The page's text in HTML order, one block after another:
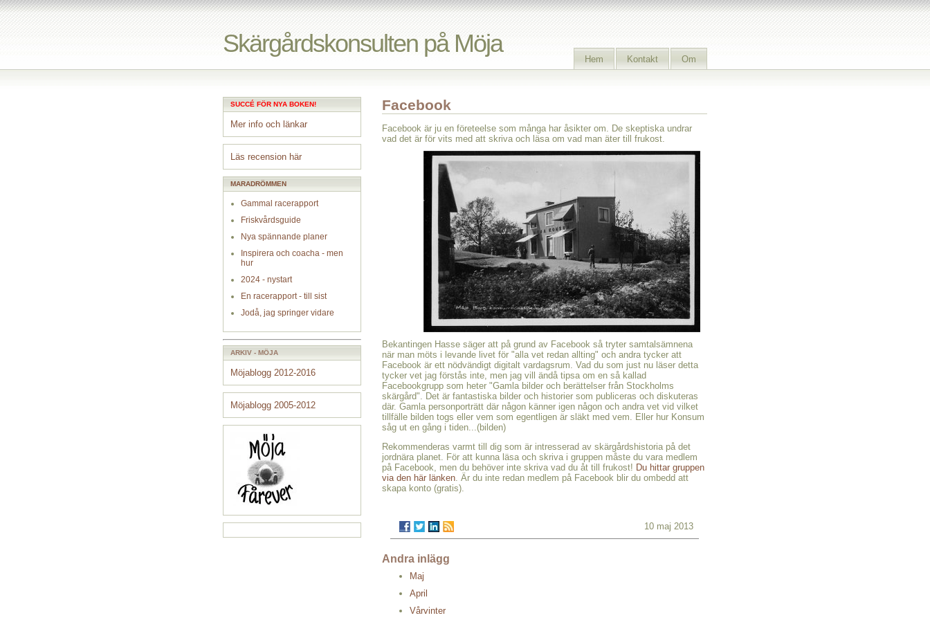
Skärgårdskonsulten på Möja
Hem Kontakt Om
Facebook
Facebook är ju en företeelse som många har åsikter om. De skeptiska undrar
vad det är för vits med att skriva och läsa om vad man äter till frukost.
Bekantingen Hasse säger att på grund av Facebook så tryter samtalsämnena
när man möts i levande livet för "alla vet redan allting" och andra tycker att
Facebook är ett nödvändigt digitalt vardagsrum. Vad du som just nu läser detta
tycker vet jag förstås inte, men jag vill ändå tipsa om en så kallad
Facebookgrupp som heter "Gamla bilder och berättelser från Stockholms
skärgård". Det är fantastiska bilder och historier som publiceras och diskuteras
där. Gamla personporträtt där någon känner igen någon och andra vet vid vilket
tillfälle bilden togs eller vem som egentligen är släkt med vem. Eller hur Konsum
såg ut en gång i tiden...(bilden)
Rekommenderas varmt till dig som är intresserad av skärgårdshistoria på det
jordnära planet. För att kunna läsa och skriva i gruppen måste du vara medlem
på Facebook, men du behöver inte skriva vad du åt till frukost! Du hittar gruppen
via den här länken. Är du inte redan medlem på Facebook blir du ombedd att
skapa konto (gratis).
10 maj 2013
Andra inlägg
Maj
April
Vårvinter
SUCCÉ FÖR NYA BOKEN!
Mer info och länkar
Läs recension här
MARADRÖMMEN
Gammal racerapport
Friskvårdsguide
Nya spännande planer
Inspirera och coacha - men
hur
2024 - nystart
En racerapport - till sist
Jodå, jag springer vidare
ARKIV - MÖJA
Möjablogg 2012-2016
Möjablogg 2005-2012